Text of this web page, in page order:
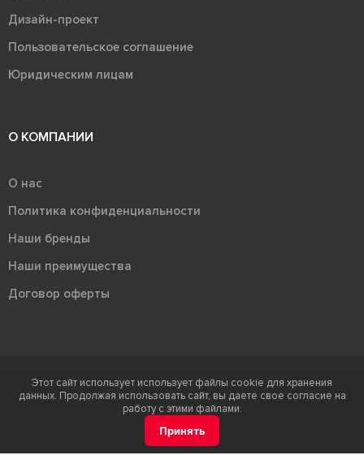
Дизайн-проект
Пользовательское соглашение
Юридическим лицам
О КОМПАНИИ
О нас
Политика конфиденциальности
Наши бренды
Наши преимущества
Договор оферты
Терра - территория керамики 2026
Ⓒ Правообладателем товарного знака "Терра" является ООО "Атлас-
Этот сайт использует использует файлы cookie для хранения
данных. Продолжая использовать сайт, вы даете свое согласие на
работу с этими файлами.
Принять